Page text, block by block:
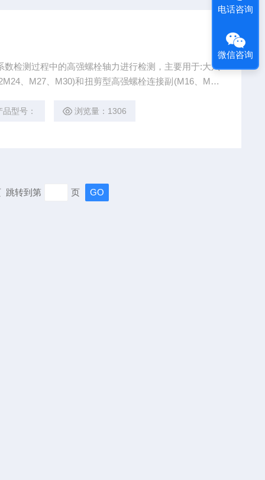
检测过程中的高强螺栓轴力进行检测，主要用于:大六
、M27、M30)和扭剪型高强螺栓连接副(M16、M20
品型号： 浏览量：1306
跳转到第 页
电话咨询
微信咨询